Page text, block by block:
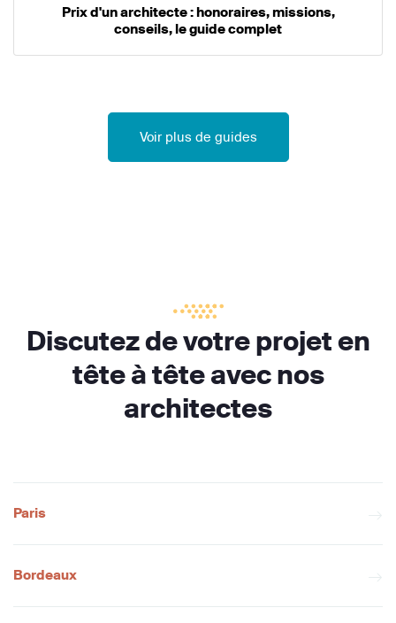
Prix d'un architecte : honoraires, missions,
conseils, le guide complet
Voir plus de guides
Discutez de votre projet en
tête à tête avec nos
architectes
Paris
Bordeaux